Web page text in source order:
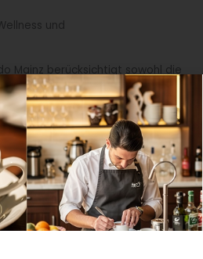
und
Mainz berücksichtigt sowohl die
als auch die
. Ein großzügiger
Saunen und einem Whirlpool
nach einem intensiven
hinaus stehen 13 vielseitig
zur Verfügung, die sich ideal
und gesellschaftliche